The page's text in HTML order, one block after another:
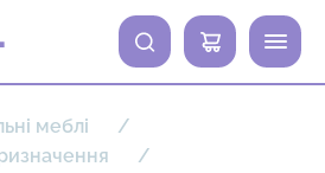
0
меблі